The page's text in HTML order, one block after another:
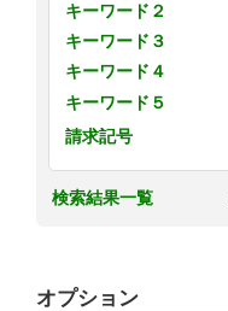
キーワード２
キーワード３
キーワード４
キーワード５
請求記号
検索結果一覧
オプション